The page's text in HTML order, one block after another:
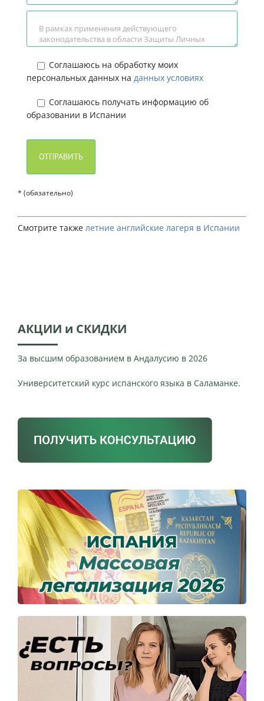
Соглашаюсь на обработку моих
персональных данных на данных условиях
Соглашаюсь получать информацию об
образовании в Испании
* (обязательно)
Смотрите также летние английские лагеря в Испании
АКЦИИ и СКИДКИ
За высшим образованием в Андалусию в 2026
Университетский курс испанского языка в Саламанке.